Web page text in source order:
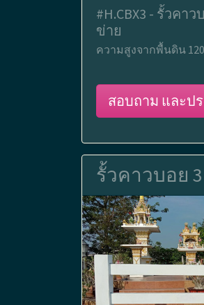
#H.CBX3 - รั้วคา
ข่าย
ความสูงจากพื้นดิน
สอบถาม และป
รั้วคาวบอย